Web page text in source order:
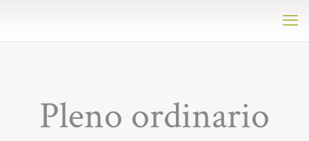
Pleno ordinario